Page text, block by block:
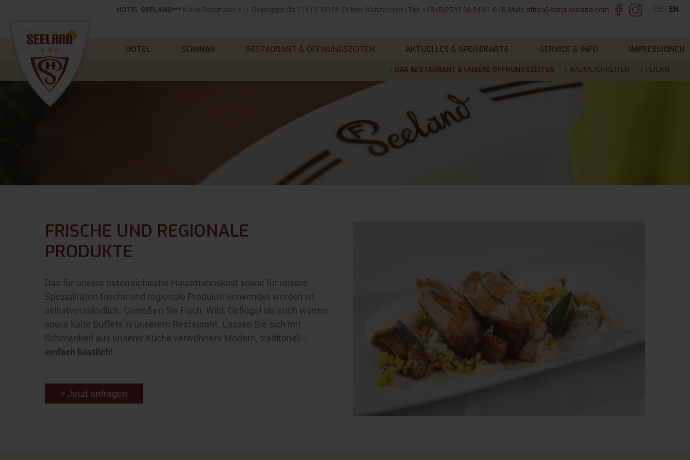
HOTEL SEELAND***Klaus Sassmann e.U. Goldegger Str.114 | 3100 St. Pölten-Waitzendorf | Tel: +43 (0)2742 36 24 61-0 | E-Mail: office@hotel-seeland.com EN
HOTEL SEMINAR RESTAURANT & ÖFFNUNGSZEITEN AKTUELLES & SPEISEKARTE SERVICE & INFO IMPRESSIONEN
DAS RESTAURANT & UNSERE ÖFFNUNGSZEITEN RÄUMLICHKEITEN FEIERN
FRISCHE UND REGIONALE
PRODUKTE
Das für unsere österreichische Hausmannskost sowie für unsere
Spezialitäten frische und regionale Produkte verwendet werden ist
selbstverständlich. Genießen Sie Fisch, Wild, Geflügel als auch warme
sowie kalte Buffets in unserem Restaurant. Lassen Sie sich mit
Schmankerl aus unserer Küche verwöhnen! Modern, traditonell -
einfach köstlich!
> Jetzt anfragen